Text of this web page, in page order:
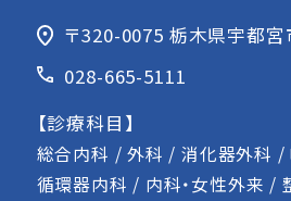
〒320-0075 栃木県宇都
028-665-5111
【診療科目】
総合内科 / 外科 / 消化器外科 /
循環器内科 / 内科・女性外来 /